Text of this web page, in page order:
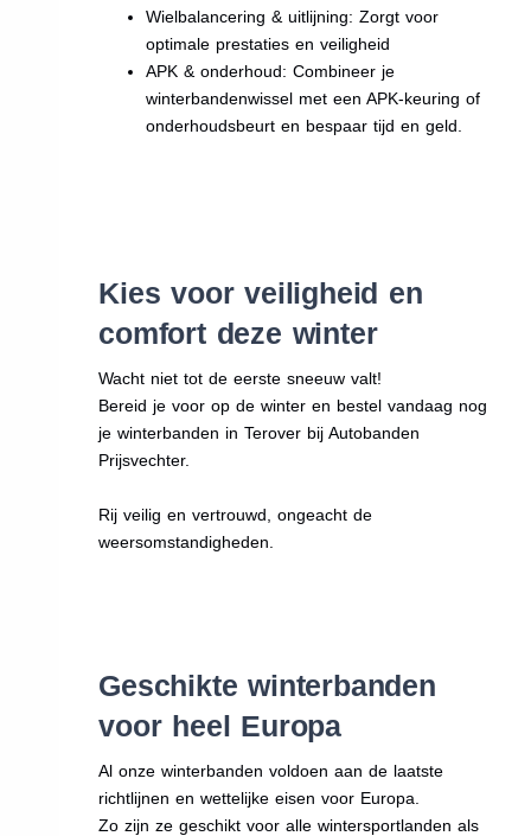
Wielbalancering & uitlijning: Zorgt voor
optimale prestaties en veiligheid
APK & onderhoud: Combineer je
winterbandenwissel met een APK-keuring of
onderhoudsbeurt en bespaar tijd en geld.
Kies voor veiligheid en
comfort deze winter
Wacht niet tot de eerste sneeuw valt!
Bereid je voor op de winter en bestel vandaag nog
je winterbanden in Terover bij Autobanden
Prijsvechter.
Rij veilig en vertrouwd, ongeacht de
weersomstandigheden.
Geschikte winterbanden
voor heel Europa
Al onze winterbanden voldoen aan de laatste
richtlijnen en wettelijke eisen voor Europa.
Zo zijn ze geschikt voor alle wintersportlanden als